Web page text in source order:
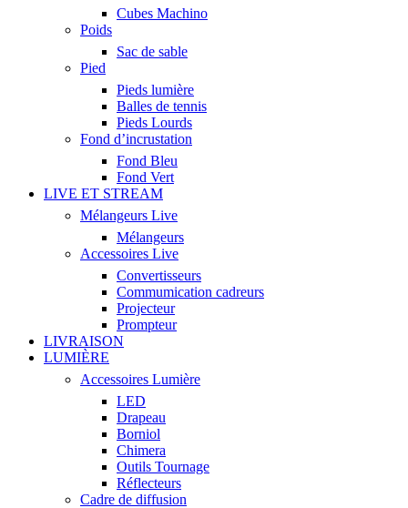
Cubes Machino
Poids
Sac de sable
Pied
Pieds lumière
Balles de tennis
Pieds Lourds
Fond d’incrustation
Fond Bleu
Fond Vert
LIVE ET STREAM
Mélangeurs Live
Mélangeurs
Accessoires Live
Convertisseurs
Commumication cadreurs
Projecteur
Prompteur
LIVRAISON
LUMIÈRE
Accessoires Lumière
LED
Drapeau
Borniol
Chimera
Outils Tournage
Réflecteurs
Cadre de diffusion